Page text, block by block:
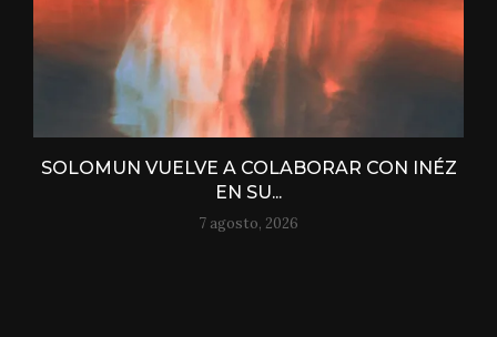
SOLOMUN VUELVE A COLABORAR CON INÉZ
EN SU...
7 agosto, 2026